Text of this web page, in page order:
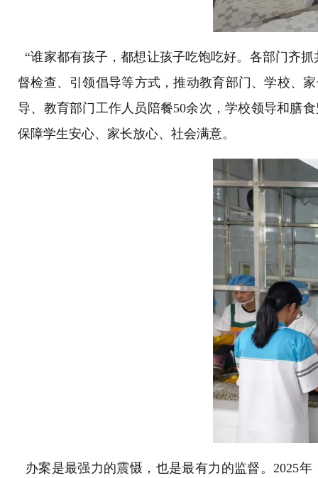
“谁家都有孩子，都想让孩子吃饱吃好。各部门齐
督检查、引领倡导等方式，推动教育部门、学校、
导、教育部门工作人员陪餐50余次，学校领导和膳
保障学生安心、家长放心、社会满意。
办案是最强力的震慑，也是最有力的监督。2025